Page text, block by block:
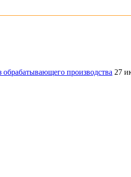
производства 27